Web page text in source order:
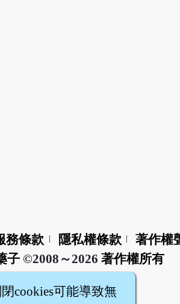
務條款 隱私權條款
著作權
子©2008～2026 著作權所有
cookies可能導致無